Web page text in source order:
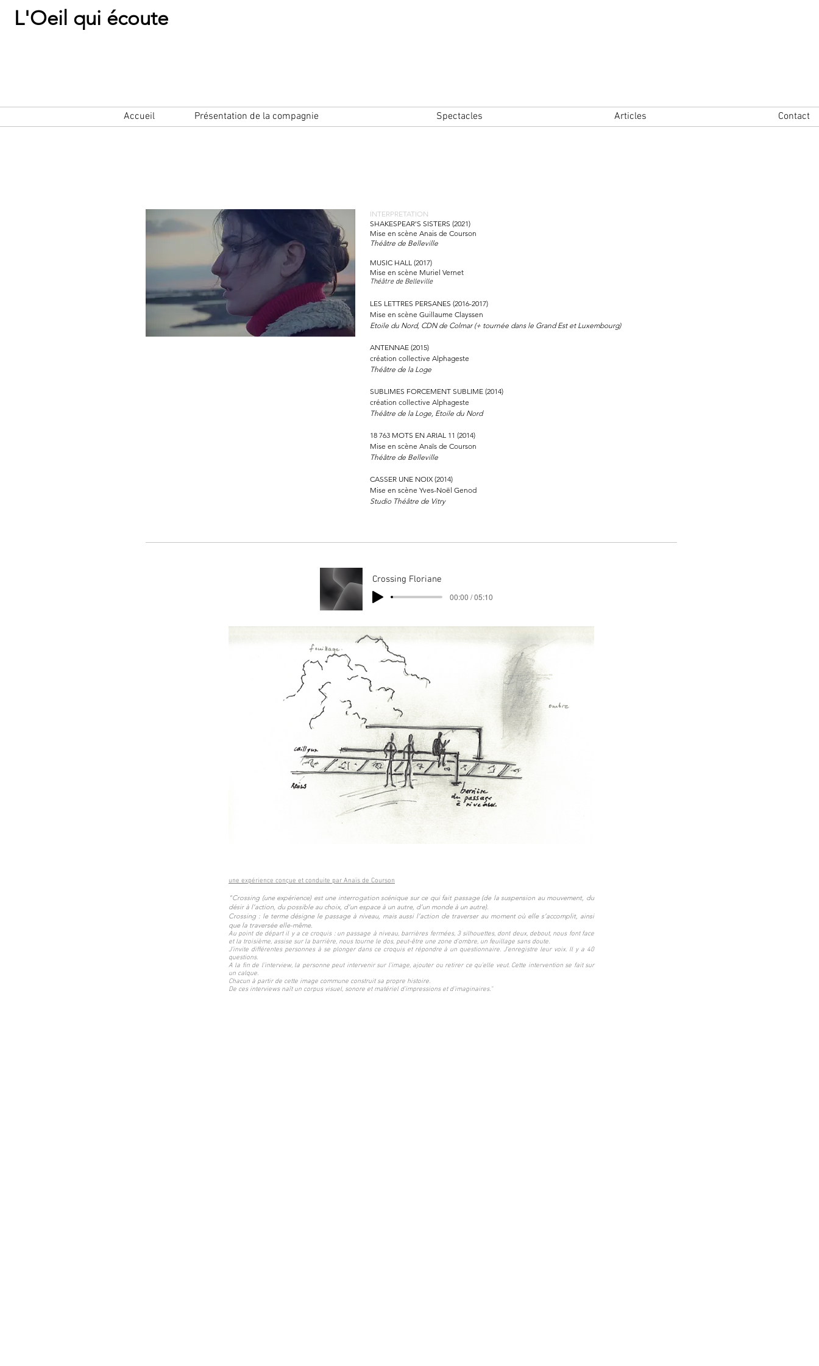
L'Oeil qui écoute
Accueil Présentation de la compagnie Spectacles Articles Contact
INTERPRETATION
SHAKESPEAR'S SISTERS (2021)
Mise en scène Anais de Courson
Théâtre de Belleville
MUSIC HALL (2017)
Mise en scène Muriel Vernet
Théâtre de Belleville
LES LETTRES PERSANES (2016-2017)
Mise en scène Guillaume Clayssen
Etoile du Nord, CDN de Colmar (+ tournée dans le Grand Est et Luxembourg)
ANTENNAE (2015)
création collective Alphageste
Théâtre de la Loge
SUBLIMES FORCEMENT SUBLIME (2014)
création collective Alphageste
Théâtre de la Loge, Etoile du Nord
18 763 MOTS EN ARIAL 11 (2014)
Mise en scène Anaïs de Courson
Théâtre de Belleville
CASSER UNE NOIX (2014)
Mise en scène Yves-Noël Genod
Studio Théâtre de Vitry
Crossing Floriane
00:00 / 05:10
une expérience conçue et conduite par Anaïs de Courson
"Crossing (une expérience) est une interrogation scénique sur ce qui fait passage (de la suspension au mouvement, du
désir à l’action, du possible au choix, d’un espace à un autre, d’un monde à un autre).
Crossing : le terme désigne le passage à niveau, mais aussi l’action de traverser au moment où elle s’accomplit, ainsi
que la traversée elle-même.
Au point de départ il y a ce croquis : un passage à niveau, barrières fermées, 3 silhouettes, dont deux, debout, nous font face
et la troisième, assise sur la barrière, nous tourne le dos, peut-être une zone d’ombre, un feuillage sans doute.
J’invite différentes personnes à se plonger dans ce croquis et répondre à un questionnaire. J’enregistre leur voix. Il y a 40
questions.
A la fin de l’interview, la personne peut intervenir sur l’image, ajouter ou retirer ce qu’elle veut. Cette intervention se fait sur
un calque.
Chacun à partir de cette image commune construit sa propre histoire.
De ces interviews naît un corpus visuel, sonore et matériel d’impressions et d’imaginaires."